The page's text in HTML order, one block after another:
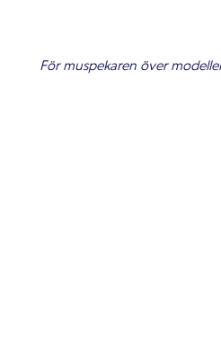
För muspekaren över